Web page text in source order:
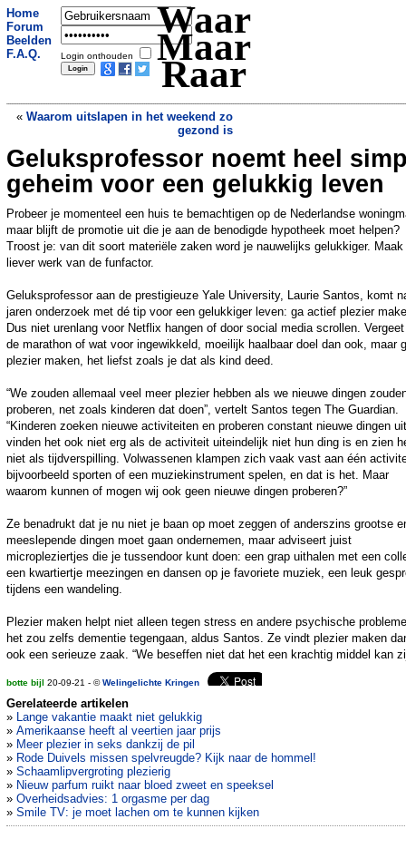
Home
Forum
Beelden
F.A.Q.
Login onthouden
Waar
Maar
Raar
« Waarom uitslapen in het weekend zo
gezond is
Aluminiumfolie moet grootste boom ter
wereld beschermen tegen brand»
Geluksprofessor noemt heel
geheim voor een gelukkig leven
Probeer je momenteel een huis te bemachtigen op de Nederlandse
maar blijft de promotie uit die je aan de benodigde hypotheek moet helpen?
Troost je: van dit soort materiële zaken word je nauwelijks gelukkiger. Maak
liever werk van de funfactor.
Geluksprofessor aan de prestigieuze Yale University, Laurie Santos, komt
jaren onderzoek met dé tip voor een gelukkiger leven: ga actief plezier
Dus niet urenlang voor Netflix hangen of door social media scrollen.
de marathon of wat voor ingewikkeld, moeilijk haalbaar doel dan ook, maar
plezier maken, het liefst zoals je dat als kind deed.
“We zouden allemaal veel meer plezier hebben als we nieuwe dingen
proberen, net zoals kinderen dat doen”, vertelt Santos tegen The Guardian.
“Kinderen zoeken nieuwe activiteiten en proberen constant nieuwe dingen
vinden het ook niet erg als de activiteit uiteindelijk niet hun ding is en zien
niet als tijdverspilling. Volwassenen klampen zich vaak vast aan één
bijvoorbeeld sporten of een muziekinstrument spelen, en dat is het. Maar
waarom kunnen of mogen wij ook geen nieuwe dingen proberen?”
Ze benadrukt dat je nu niet je baan op moet zeggen of anderszins grootse
meeslepende dingen moet gaan ondernemen, maar adviseert juist
micropleziertjes die je tussendoor kunt doen: een grap uithalen met een
een kwartiertje meezingen en dansen op je favoriete muziek, een leuk
tijdens een wandeling.
Plezier maken helpt niet alleen tegen stress en andere psychische
het zou zelfs dementie tegengaan, aldus Santos. Ze vindt plezier maken
ook een serieuze zaak. “We beseffen niet dat het een krachtig middel kan
botte bijl 20-09-21 - ©Welingelichte Kringen
Gerelateerde artikelen
» Lange vakantie maakt niet gelukkig
» Amerikaanse heeft al veertien jaar prijs
» Meer plezier in seks dankzij de pil
» Rode Duivels missen spelvreugde? Kijk naar de hommel!
» Schaamlipvergroting plezierig
» Nieuw parfum ruikt naar bloed zweet en speeksel
» Overheidsadvies: 1 orgasme per dag
» Smile TV: je moet lachen om te kunnen kijken